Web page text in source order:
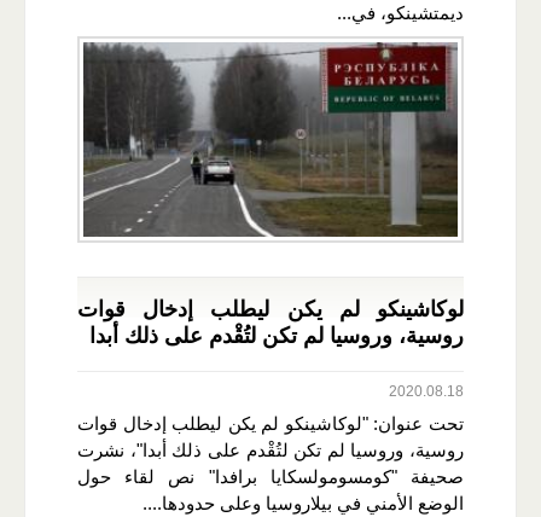
ديمتشينكو، في...
لوكاشينكو لم يكن ليطلب إدخال قوات
روسية، وروسيا لم تكن لتُقْدم على ذلك أبدا
2020.08.18
تحت عنوان: "لوكاشينكو لم يكن ليطلب إدخال قوات
روسية، وروسيا لم تكن لتُقْدم على ذلك أبدا"، نشرت
صحيفة "كومسومولسكايا برافدا" نص لقاء حول
الوضع الأمني في بيلاروسيا وعلى حدودها....